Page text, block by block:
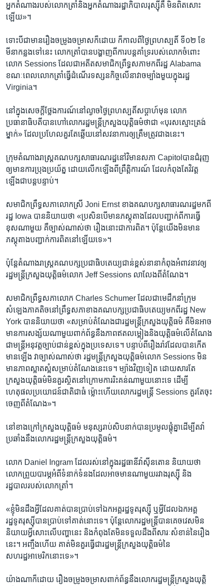
អ្នកតំណាង​របស់លោកត្រាំ​និង​អ្នកតំណាង​រដ្ឋាភិបាល​រុស្ស៊ីគឺ ​មិន​ពិត​សោះ​
ឡើយ»។
ទោះ​បី​ជា​មាន​រឿង​ចម្រូងចម្រាស​ក៏ដោយ ក៏​កាល​ពី​ថ្ងៃ​ព្រហស្បតិ៍​ ទី០២ ខែ​
មីនា​កន្លង​ទៅ​នេះ លោក​ត្រាំ​បាន​បង្ហាញ​ពី​ការ​បន្ត​គាំទ្រ​របស់​លោក​ចំពោះ
លោក Sessions ដែល​ជា​អតីត​សមាជិក​ព្រឹទ្ធសភា​មក​ពី​រដ្ឋ Alabama ​
ខណៈពេល​លោក​ត្រាំ​ធ្វើ​ដំណើរ​ទស្សនកិច្ច​លើ​នាវា​ចម្បាំង​មួយ​ក្នុង​រដ្ឋ
Virginia។
នៅ​ក្នុង​សេចក្តីថ្លែងការណ៍​នៅ​ល្ងាច​ថ្ងៃ​ព្រហស្បតិ៍​សប្តាហ៍​មុន លោក​
ប្រធានាធិបតី​បាន​ហៅ​លោក​រដ្ឋមន្រ្តី​ក្រសួង​យុត្តិធម៌​ថាជា «បុរស​ស្មោះត្រង់
ម្នាក់» ដែល​ប្រហែលគួរ​តែឆ្លើយ​នៅ​សវនាការ​ឲ្យ​ត្រឹមត្រូវ​ជាង​នេះ។
ក្រុម​តំណាងរាស្រ្ត​គណបក្ស​សាធារណរដ្ឋ​នៅ​វិមាន​សភា​ Capitolបាន​ជំរុញ​
ឲ្យ​មាន​ការ​ប្រុងប្រយ័ត្ន ដោយ​លើកឡើង​ពី​ព្រឹត្តិការណ៍​ ដែល​កំពុង​តែ​វិវត្ត
ឡើង​ជា​បន្តបន្ទាប់។
សមាជិក​ព្រឹទ្ធសភា​លោកស្រី​ Joni Ernst ​ខាង​គណបក្ស​សាធារណរដ្ឋ​មក​ពី​
រដ្ឋ​ Iowa បាន​និយាយ​ថា «ប្រសិនបើ​មាន​ភស្តុតាង​ដែល​បញ្ជាក់​ពី​ការ​ធ្វើ
ខុសណា​មួយ គឺ​ច្បាស់​ណាស់​ថា​ រឿង​នោះ​ជា​ការ​ពិត។ ប៉ុន្តែ​យើង​មិនមាន​
ភស្តុតាង​បញ្ជាក់​ការ​ពិត​នៅ​ឡើយ​ទេ»។
ប៉ុន្តែ​តំណាងរាស្រ្ត​គណបក្ស​ប្រជាធិបតេយ្យ​ជាន់ខ្ពស់​នានា​កំពុង​អំពាវនាវ​ឲ្យ​
រដ្ឋមន្រ្តី​ក្រសួងយុត្តិធម៌​លោក Jeff Sessions លាលែង​ពី​តំណែង។
សមាជិក​ព្រឹទ្ធសភា​លោក Charles Schumer ដែល​ជាមេដឹកនាំ​ក្រុម​
សំឡេង​ភាគ​តិច​នៅ​ព្រឹទ្ធសភា​ខាង​គណបក្ស​ប្រជាធិបតេយ្យ​មក​ពី​រដ្ឋ New
York​ បាន​និយាយ​ថា «សម្រាប់​តំណែង​ជា​រដ្ឋមន្រ្តី​ក្រសួងយុត្តិធម៌​ គឺ​មិន​អាច​
មាន​ការសង្ស័យ​ណា​មួយ​ពាក់ព័ន្ធ​នឹង​ភាព​ឥត​លម្អៀងនិង​យុត្តិធម៌​លើ​តំណែង​
ជា​មន្រ្តី​អនុវត្ត​ច្បាប់​ជាន់ខ្ពស់​ក្នុង​ប្រទេស​ទេ។ បន្ទាប់​ពី​រឿងរ៉ាវ​ដែល​បាន​កើត​
មាន​ឡើង វា​ច្បាស់​ណាស់​ថា រដ្ឋមន្រ្តី​ក្រសួង​យុត្តិធម៌​លោក Sessions មិន​
មាន​ភាព​ស្អាតស្អំ​សម្រាប់​តំណែង​នេះ​ទេ។ ម្យ៉ាង​វិញ​ទៀត ដោយសារ​តែ​
ក្រសួងយុត្តិធម៌​មិន​គួរស្ថិត​នៅ​ក្រោម​ការ​រិះគន់ណាមួយ​នោះ​ទេ ដើម្បី​
ហេតុផល​ប្រយោជន៍​ជាតិ​ជា​ធំ​ ម៉្លោះ​ហើយ​លោក​រដ្ឋមន្រ្តី​ Sessions គួរ​តែចុះ
ចេញ​ពី​តំណែង»។
នៅ​ខាង​ក្រៅ​ក្រសួង​យុត្តិធម៌ មនុស្សរាប់​សិប​នាក់​បាន​ប្រមូលផ្តុំ​គ្នា​ដើម្បី​តវ៉ា​
ប្រឆាំង​នឹង​លោករដ្ឋមន្រ្តី​ក្រសួងយុត្តិធម៌។
លោក Daniel Ingram ដែល​រស់នៅ​ក្នុង​រដ្ឋធានី​វ៉ាស៊ីនតោន និយាយ​ថា
លោក​ព្រួយបារម្ភ​អំពី​ទំនាក់ទំនង​ដែល​អាច​មាន​ណា​មួយ​រវាង​រុស្ស៊ី និង​
រដ្ឋបាល​របស់​លោកត្រាំ។
«ខ្ញុំ​មិន​ដឹង​អ្វី​ដែល​គាត់​បាន​ប្រាប់​ទៅ​ឯកអគ្គរដ្ឋទូត​រុស្ស៊ី ឬ​អ្វី​ដែល​ឯកអគ្គ
រដ្ឋទូត​រុស្ស៊ី​បាន​ប្រាប់​ទៅ​គាត់​នោះទេ។ ប៉ុន្តែ​លោក​រដ្ឋមន្រ្តី​បាន​គេចវេស​មិន​
និយាយ​អ្វី​សោះ​លើ​បញ្ហា​នេះ និង​កំពុង​តែ​មិន​ទទួលដឹង​ពី​សារៈសំខាន់​នៃ​រឿង
នេះ។ អញ្ចឹង​ហើយ គាត់​មិន​គួរ​ធ្វើ​ជា​រដ្ឋមន្រ្តី​ក្រសួងយុត្តិធម៌​នៃ​
សហរដ្ឋអាមេរិក​នោះ​ទេ»។
យ៉ាងណាក៏ដោយ រឿង​ចម្រូងចម្រាស​ពាក់ព័ន្ធ​នឹង​លោក​រដ្ឋមន្រ្តី​ក្រសួង​យុត្តិ